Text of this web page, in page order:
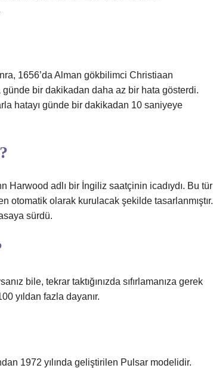
1656’da Alman gökbilimci Christiaan
günde bir dakikadan daha az bir hata gösterdi.
hatayı günde bir dakikadan 10 saniyeye
Harwood adlı bir İngiliz saatçinin icadıydı. Bu tür
otomatik olarak kurulacak şekilde tasarlanmıştır.
sürdü.
bile, tekrar taktığınızda sıfırlamanıza gerek
yıldan fazla dayanır.
1972 yılında geliştirilen Pulsar modelidir.